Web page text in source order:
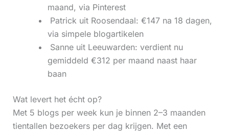
maand, via Pinterest
‍ Patrick uit Roosendaal: €147 na 18 dagen,
via simpele blogartikelen
‍ Sanne uit Leeuwarden: verdient nu
gemiddeld €312 per maand naast haar
baan
Wat levert het écht op?
Met 5 blogs per week kun je binnen 2–3 maanden
tientallen bezoekers per dag krijgen. Met een